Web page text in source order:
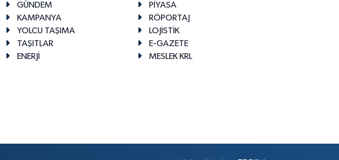
GÜNDEM
PİYASA
KAMPANYA
RÖPORTAJ
YOLCU TAŞIMA
LOJİSTİK
TAŞITLAR
E-GAZETE
ENERJİ
MESLEK KRL